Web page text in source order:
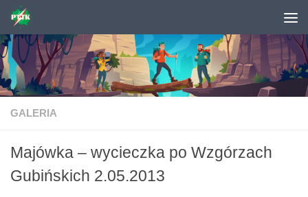
Skip to content
GALERIA
Majówka – wycieczka po Wzgórzach
Gubińskich 2.05.2013